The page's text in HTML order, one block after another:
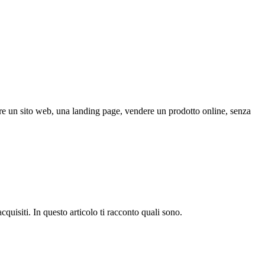
sito web, una landing page, vendere un prodotto online, senza
In questo articolo ti racconto quali sono.